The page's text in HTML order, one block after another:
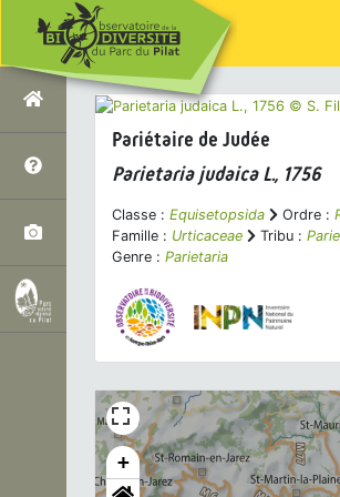
Pariétaire de Judée
Parietaria judaicaL., 1756
Classe : Equisetopsida Ordre :
Famille : Urticaceae Tribu :
Genre : Parietaria
+